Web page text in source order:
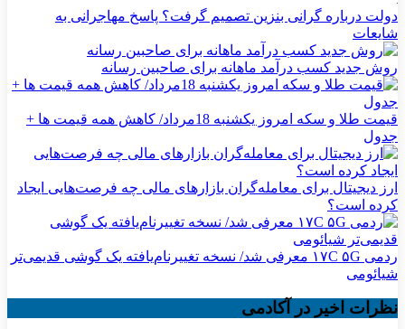
دولت درباره گرانی بنزین تصمیم گرفت؟ پاسخ مهاجرانی به
شایعات
روش جدید کسب درآمد ماهانه برای صاحبین رسانه
قیمت طلا و سکه امروز یکشنبه 18مرداد/ کاهش همه قیمت ها +
جدول
ارز دیجیتال برای معامله‌گران بازارهای مالی چه فرصت‌هایی ایجاد
کرده است؟
ردمی ۱۷C ۵G معرفی شد/ نسخه تغییرنام‌یافته یک گوشی قدیمی‌تر
شیائومی
نظرات اخیر در آکادمی